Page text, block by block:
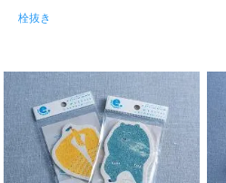
栓抜き